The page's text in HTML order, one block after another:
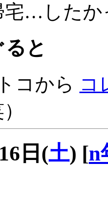
宅…したか
と
トコから コ
日(土) [n